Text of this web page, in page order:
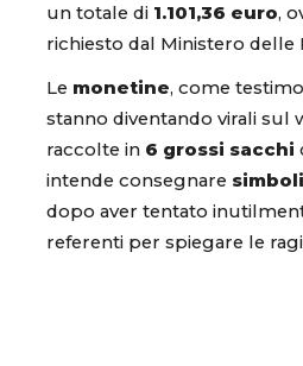
un totale di 1.101,36 euro,
richiesto dal Ministero delle
Le monetine, come
stanno diventando virali sul
raccolte in 6 grossi sacchi
intende consegnare
dopo aver tentato
referenti per spiegare le